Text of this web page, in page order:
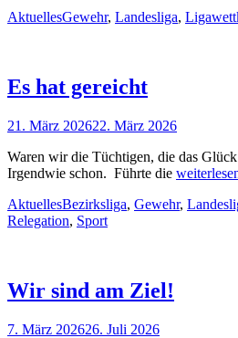
Kategorien
AktuellesSchlagworte
Gewehr, Landesliga,
Es hat gereicht
Veröffentlicht
21. März 202622. März 2026
Waren wir die Tüchtigen, die das
Irgendwie schon. Führte die
Kategorien
AktuellesSchlagworte
Bezirksliga, Gewehr,
Relegation, Sport
Wir sind am Ziel!
Veröffentlicht
7. März 202626. Juli 2026